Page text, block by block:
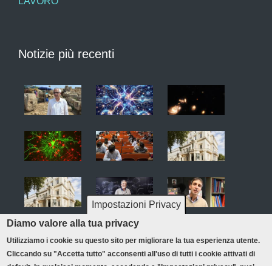
Notizie più recenti
Credits & copyright Privacy policy Redazione
Impostazioni Privacy
Diamo valore alla tua privacy
Utilizziamo i cookie su questo sito per migliorare la tua esperienza utente.
Cliccando su "Accetta tutto" acconsenti all'uso di tutti i cookie attivati di